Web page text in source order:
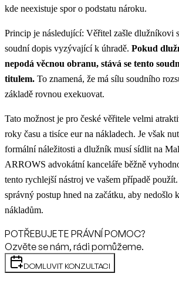
kde neexistuje spor o podstatu nároku.
Princip je následující: Věřitel zašle dlužníkovi
soudní dopis vyzývající k úhradě. Pokud
nepodá věcnou obranu, stává se tento
titulem. To znamená, že má sílu soudního
základě rovnou exekuovat.
Tato možnost je pro české věřitele velmi
roky času a tisíce eur na nákladech. Je však
formální náležitosti a dlužník musí sídlit na
ARROWS advokátní kanceláře běžně
tento rychlejší nástroj ve vašem případě
správný postup hned na začátku, aby nedošlo
nákladům.
POTŘEBUJETE PRÁVNÍ POMOC?
Ozvěte se nám, rádi pomůžeme.
DOMLUVIT KONZULTACI